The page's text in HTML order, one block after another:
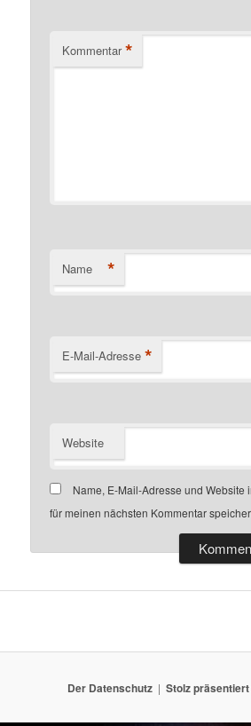
Kommentar *
Name *
E-Mail-Adresse *
Website
Name, E-Mail-Adresse und Website
für meinen nächsten Kommentar
Der Datenschutz Stolz